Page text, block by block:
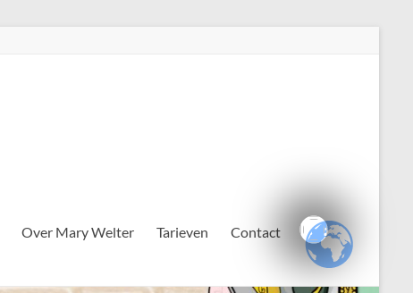
Over Mary Welter Tarieven Contact